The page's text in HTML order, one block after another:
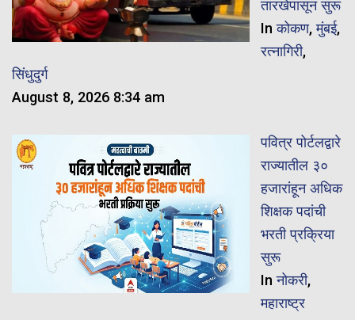
तारखेपासून सुरू
Inकोकण,मुंबई,
रत्नागिरी,
सिंधुदुर्ग
August 8, 2026 8:34 am
पवित्र पोर्टलद्वारे
राज्यातील ३०
हजारांहून अधिक
शिक्षक पदांची
भरती प्रक्रिया
सुरू
Inनोकरी,
महाराष्ट्र